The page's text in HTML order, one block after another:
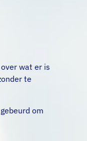
wat er is
te
om